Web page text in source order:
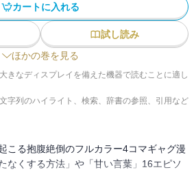
カートに入れる
試し読み
ほかの巻を見る
きなディスプレイを備えた機器で読むことに適し
字列のハイライト、検索、辞書の参照、引用など
こる抱腹絶倒のフルカラー4コマギャグ漫
なくする方法」や「甘い言葉」16エピソ